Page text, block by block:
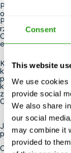
Consent
This website
We use cookies
provide social
We also share
our social
may combine it
provided to
Pisemne
obowiązków
Praktyczne oceny
rzeczywistym
Obserwacja
egzaminatorów
Kandydaci, którzy
którymkolwiek z
ponownego
kursu skutkuje
za lądowanie na
OPITO.
Jak długo
przedłużyć?
Certyfikat OPITO